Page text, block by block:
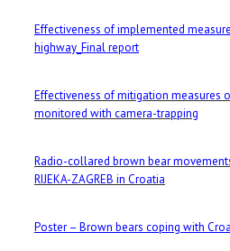
Effectiveness of implemented
highway_Final report
Effectiveness of mitigation measures
monitored with camera-trapping
Radio-collared brown bear
RIJEKA-ZAGREB in Croatia
Poster – Brown bears coping with